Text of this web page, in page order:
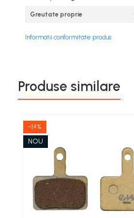
Greutate proprie
Informatii conformitate produs
Produse similare
-14%
NOU